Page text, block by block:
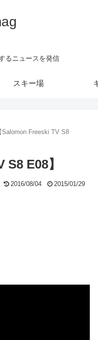
るニュースを発信
スキー場
Freeski TV S8
E08】
2016/08/04 2015/01/29